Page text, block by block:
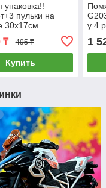
упаковка!!
пульки на
30х17см
₸ 495 ₸
Купить
у 4
1